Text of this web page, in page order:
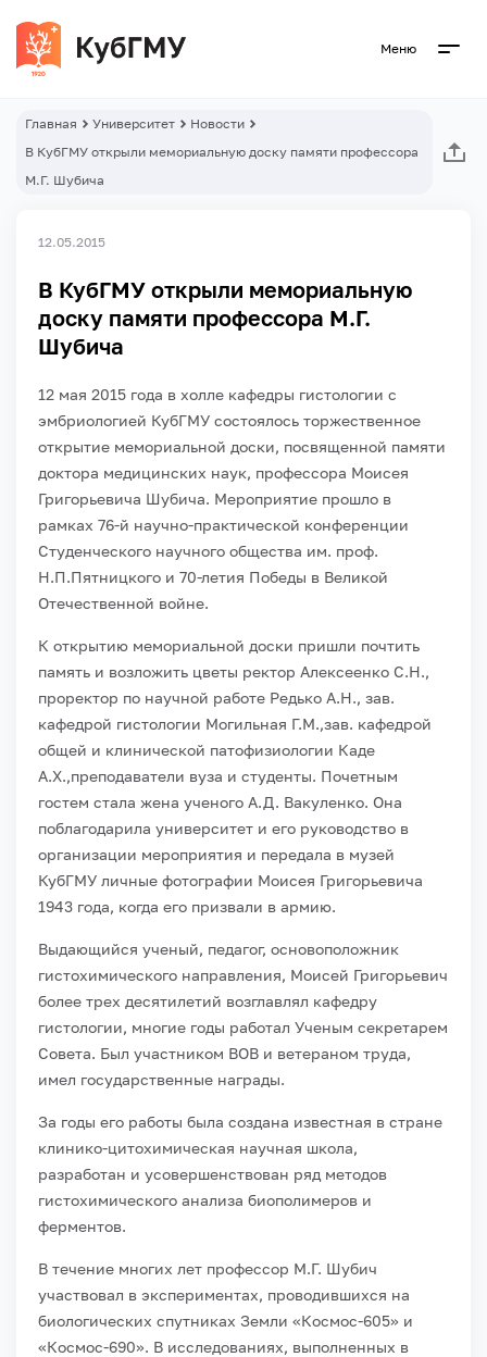
Меню
Главная Университет
Новости
В КубГМУ открыли мемориальную доску памяти профессора
М.Г. Шубича
12.05.2015
В КубГМУ открыли мемориальную
доску памяти профессора М.Г.
Шубича
12 мая 2015 года в холле кафедры гистологии с
эмбриологией КубГМУ состоялось торжественное
открытие мемориальной доски, посвященной памяти
доктора медицинских наук, профессора Моисея
Григорьевича Шубича. Мероприятие прошло в
рамках 76-й научно-практической конференции
Студенческого научного общества им. проф.
Н.П.Пятницкого и 70-летия Победы в Великой
Отечественной войне.
К открытию мемориальной доски пришли почтить
память и возложить цветы ректор Алексеенко С.Н.,
проректор по научной работе Редько А.Н., зав.
кафедрой гистологии Могильная Г.М.,зав. кафедрой
общей и клинической патофизиологии Каде
А.Х.,преподаватели вуза и студенты. Почетным
гостем стала жена ученого А.Д. Вакуленко. Она
поблагодарила университет и его руководство в
организации мероприятия и передала в музей
КубГМУ личные фотографии Моисея Григорьевича
1943 года, когда его призвали в армию.
Выдающийся ученый, педагог, основоположник
гистохимического направления, Моисей Григорьевич
более трех десятилетий возглавлял кафедру
гистологии, многие годы работал Ученым секретарем
Совета. Был участником ВОВ и ветераном труда,
имел государственные награды.
За годы его работы была создана известная в стране
клинико-цитохимическая научная школа,
разработан и усовершенствован ряд методов
гистохимиче­ского анализа биополимеров и
ферментов.
В течение многих лет профессор М.Г. Шубич
участвовал в экспериментах, про­водившихся на
биологических спутниках Земли «Космос-605» и
«Космос-690». В исследованиях, выполненных в